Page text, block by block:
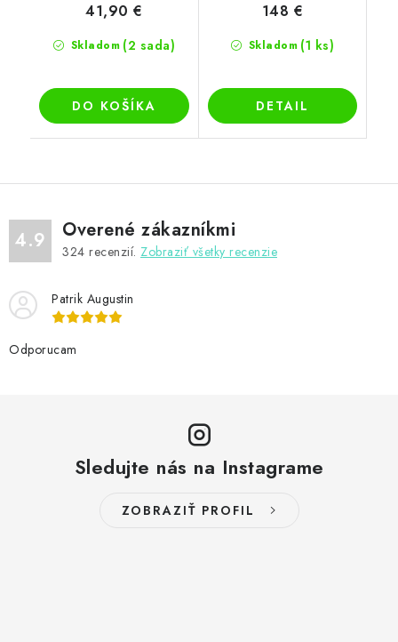
Skladom (2 sada)
41,90 €
DO KOŠÍKA
Skladom (1 ks)
148 €
DETAIL
4.9 Overené zákazníkmi
324 recenzií. Zobraziť všetky recenzie
Patrik Augustin
Odporucam
Sledujte nás na Instagrame
ZOBRAZIŤ PROFIL